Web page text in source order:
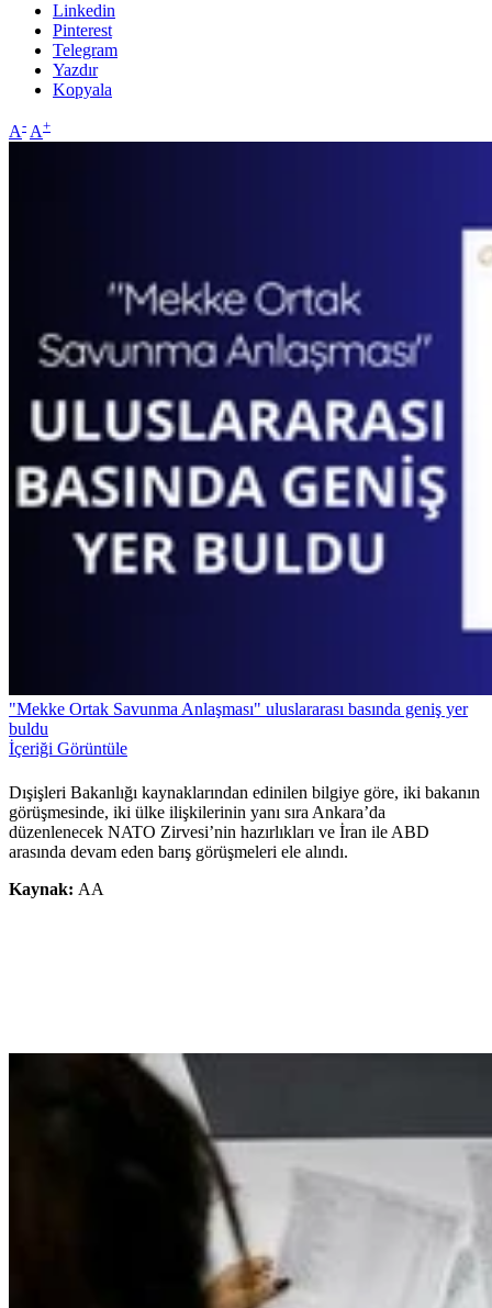
Linkedin
Pinterest
Telegram
Yazdır
Kopyala
A- A+
"Mekke Ortak Savunma Anlaşması" uluslararası basında geniş yer
buldu
İçeriği Görüntüle
Dışişleri Bakanlığı kaynaklarından edinilen bilgiye göre, iki bakanın
görüşmesinde, iki ülke ilişkilerinin yanı sıra Ankara’da
düzenlenecek NATO Zirvesi’nin hazırlıkları ve İran ile ABD
arasında devam eden barış görüşmeleri ele alındı.
Kaynak: AA